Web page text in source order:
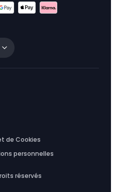
de Cookies
personnelles
réservés